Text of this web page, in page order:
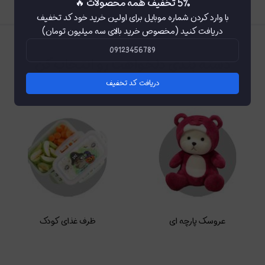
عروسک پارچه ای ظرف غذای کودک
با وارد کردن شماره موبایل برای اولین خرید خود کد تخفیف
دریافت کنید (مخصوص خرید بالای سه میلیون تومان)
دریافت کد تخفیف